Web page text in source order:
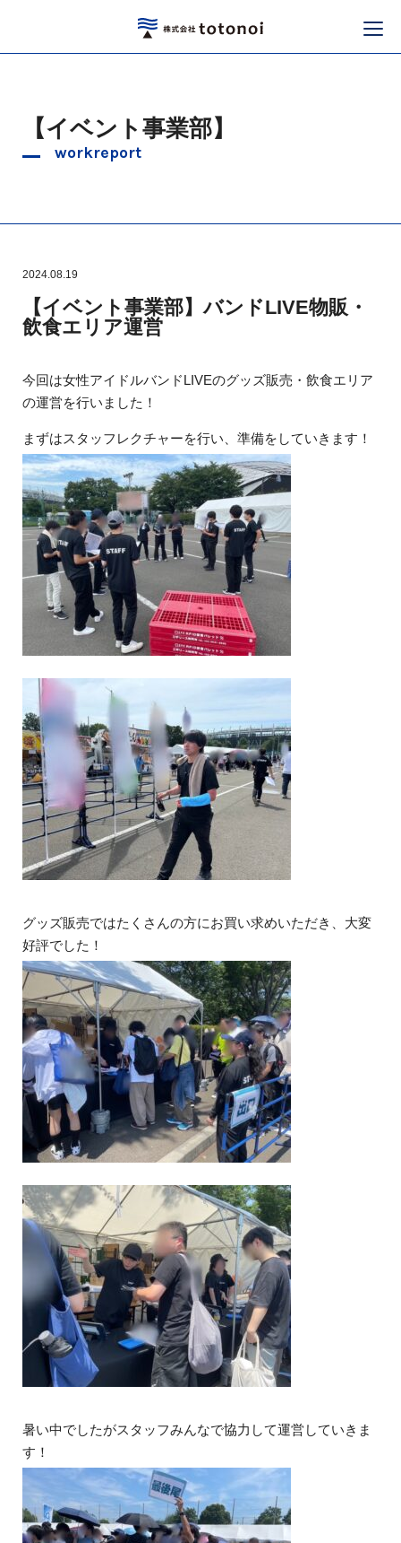
【イベント事業部】
workreport
2024.08.19
【イベント事業部】バンドLIVE物販・
飲食エリア運営
今回は女性アイドルバンドLIVEのグッズ販売・飲食エリア
の運営を行いました！
まずはスタッフレクチャーを行い、準備をしていきます！
グッズ販売ではたくさんの方にお買い求めいただき、大変
好評でした！
暑い中でしたがスタッフみんなで協力して運営していきま
す！